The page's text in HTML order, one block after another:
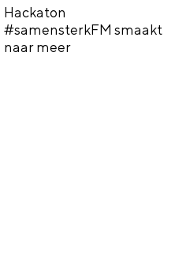
Hackaton
#samensterkFM smaakt
naar meer